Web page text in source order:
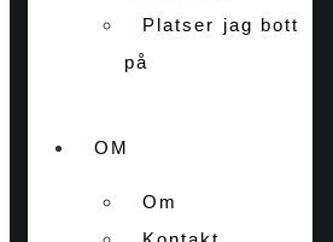
Platser jag bott
på
OM
Om